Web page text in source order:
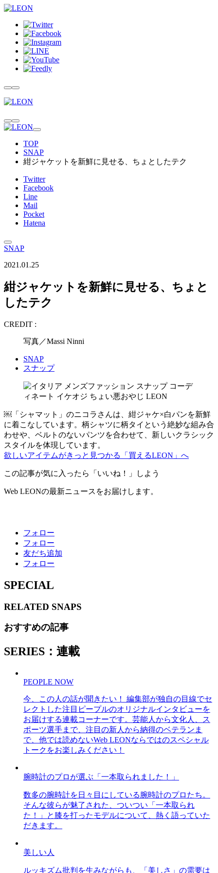
TOP
SNAP
紺ジャケットを新鮮に見せる、ちょとしたテク
Twitter
Facebook
Line
Mail
Pocket
Hatena
SNAP
2021.01.25
紺ジャケットを新鮮に見せる、ちょと
したテク
CREDIT :
写真／Massi Ninni
SNAP
スナップ
￼「シャマット」のニコラさんは、紺ジャケ×白パンを新鮮
に着こなしています。柄シャツに柄タイという絶妙な組み合
わせや、ベルトのないパンツを合わせて、新しいクラシック
スタイルを体現しています。
欲しいアイテムがきっと見つかる「買えるLEON」へ
この記事が気に入ったら「いいね！」しよう
Web LEONの最新ニュースをお届けします。
フォロー
フォロー
友だち追加
フォロー
SPECIAL
RELATED SNAPS
おすすめの記事
SERIES：連載
PEOPLE NOW
今、この人の話が聞きたい！ 編集部が独自の目線でセ
レクトした注目ピープルのオリジナルインタビューを
お届けする連載コーナーです。芸能人から文化人、ス
ポーツ選手まで、注目の新人から納得のベテランま
で、他では読めないWeb LEONならではのスペシャル
トークをお楽しみください！
腕時計のプロが選ぶ「一本取られました！」
数多の腕時計を日々目にしている腕時計のプロたち。
そんな彼らが魅了された、ついつい「一本取られ
た！」と膝を打ったモデルについて、熱く語っていた
だきます。
美しい人
ルッキズム批判を生みながらも、「美しさ」の需要は